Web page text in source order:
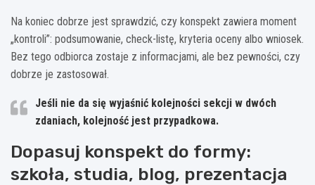
Na koniec dobrze jest sprawdzić, czy konspekt zawiera moment
„kontroli”: podsumowanie, check-listę, kryteria oceny albo wniosek.
Bez tego odbiorca zostaje z informacjami, ale bez pewności, czy
dobrze je zastosował.
Jeśli nie da się wyjaśnić kolejności sekcji w dwóch
zdaniach, kolejność jest przypadkowa.
Dopasuj konspekt do formy:
szkoła, studia, blog, prezentacja